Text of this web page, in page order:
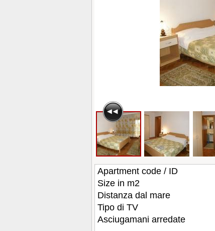
Apartment code / ID
Size in m2
Distanza dal mare
Tipo di TV
Asciugamani arredate